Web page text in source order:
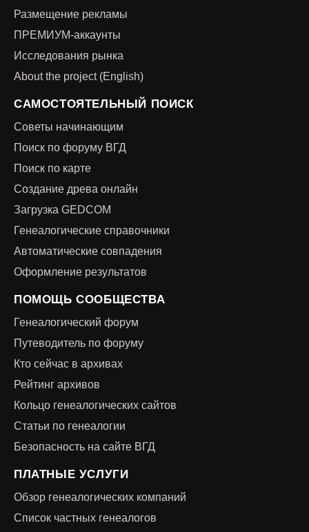
Размещение рекламы
ПРЕМИУМ-аккаунты
Исследования рынка
About the project (English)
САМОСТОЯТЕЛЬНЫЙ ПОИСК
Советы начинающим
Поиск по форуму ВГД
Поиск по карте
Создание древа онлайн
Загрузка GEDCOM
Генеалогические справочники
Автоматические совпадения
Оформление результатов
ПОМОЩЬ СООБЩЕСТВА
Генеалогический форум
Путеводитель по форуму
Кто сейчас в архивах
Рейтинг архивов
Кольцо генеалогических сайтов
Статьи по генеалогии
Безопасность на сайте ВГД
ПЛАТНЫЕ УСЛУГИ
Обзор генеалогических компаний
Список частных генеалогов